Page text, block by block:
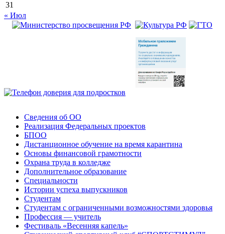
31
« Июл
Сведения об ОО
Реализация Федеральных проектов
БПОО
Дистанционное обучение на время карантина
Основы финансовой грамотности
Охрана труда в колледже
Дополнительное образование
Специальности
Истории успеха выпускников
Студентам
Студентам с ограниченными возможностями здоровья
Профессия — учитель
Фестиваль «Весенняя капель»